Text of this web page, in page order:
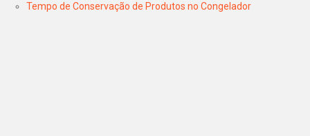
Tempo de Conservação de Produtos no Congelador